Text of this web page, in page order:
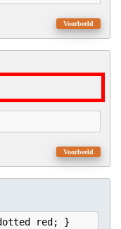
Voorbeeld
Voorbeeld